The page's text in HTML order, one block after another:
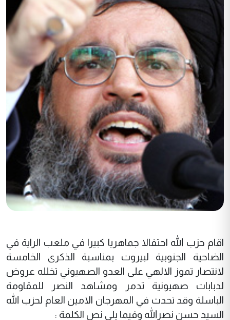
اقام حزب الله احتفالا جماهريا كبيرا في ملعب الراية في
الضاحية الجنوبية لبيروت بمناسبة الذكرى الخامسة
لانتصار تموز الالهي على العدو الصهيوني تخلله عروض
لدبابات صهيونية تدمر ومشاهد النصر للمقاومة
الباسلة وقد تحدث في المهرجان الامين العام لحزب الله
السيد حسن نصرالله وفيما يلي نص الكلمة :